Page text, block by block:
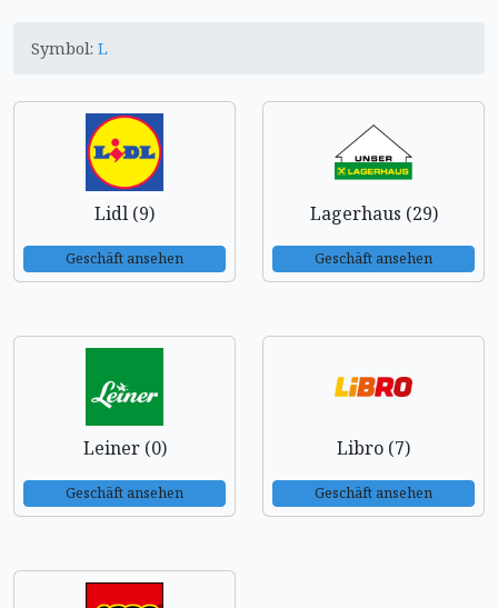
Symbol: L
Lidl (9)
Geschäft ansehen
Lagerhaus (29)
Geschäft ansehen
Leiner (0)
Geschäft ansehen
Libro (7)
Geschäft ansehen